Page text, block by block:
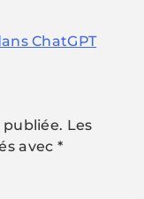
ChatGPT
publiée. Les
avec *